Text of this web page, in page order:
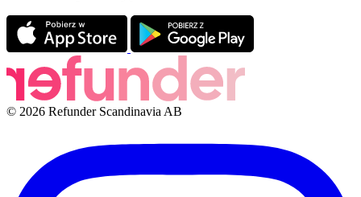
© 2026 Refunder Scandinavia AB